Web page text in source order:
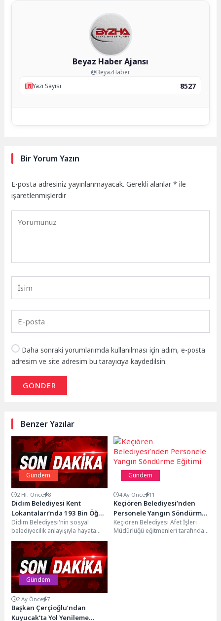
Beyaz Haber Ajansı
@BeyazHaber
Yazı Sayısı
8527
Bir Yorum Yazın
E-posta adresiniz yayınlanmayacak. Gerekli alanlar* ile
işaretlenmişlerdir
Daha sonraki yorumlarımda kullanılması için adım, e-posta
adresim ve site adresim bu tarayıcıya kaydedilsin.
GÖNDER
Benzer Yazılar
Gündem
2 Hf. Önce 8
Didim Belediyesi Kent
Lokantaları’nda 193 Bin Öğün
Halkla Buluştu
Didim Belediyesi'nin sosyal
belediyecilik anlayışıyla hayata
geçirdiği Kent Lokantaları, uygun
fiyatlı, sağlıklı ve kaliteli yemek...
Gündem
4 Ay Önce 11
Keçiören Belediyesi’nden
Personele Yangın Söndürme
Eğitimi
Keçiören Belediyesi Afet İşleri
Müdürlüğü eğitmenleri tarafından,
Gündem
2 Ay Önce 7
Başkan Çerçioğlu’ndan
Kuyucak’ta Yol Yenileme